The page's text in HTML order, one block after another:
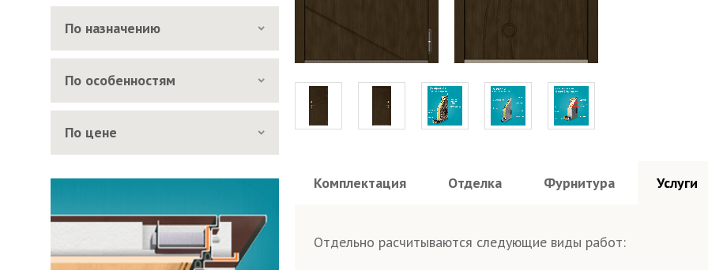
По назначению
По особенностям
По цене
Комплектация Отделка Фурнитура Услуги
Толщина стали 2 мм Шумоизоляция 60 дБ